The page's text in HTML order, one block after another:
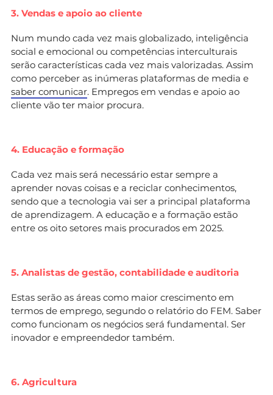
3. Vendas e apoio ao cliente
Num mundo cada vez mais globalizado, inteligência
social e emocional ou competências interculturais
serão características cada vez mais valorizadas. Assim
como perceber as inúmeras plataformas de media e
saber comunicar. Empregos em vendas e apoio ao
cliente vão ter maior procura.
4. Educação e formação
Cada vez mais será necessário estar sempre a
aprender novas coisas e a reciclar conhecimentos,
sendo que a tecnologia vai ser a principal plataforma
de aprendizagem. A educação e a formação estão
entre os oito setores mais procurados em 2025.
5. Analistas de gestão, contabilidade e auditoria
Estas serão as áreas como maior crescimento em
termos de emprego, segundo o relatório do FEM. Saber
como funcionam os negócios será fundamental. Ser
inovador e empreendedor também.
6. Agricultura